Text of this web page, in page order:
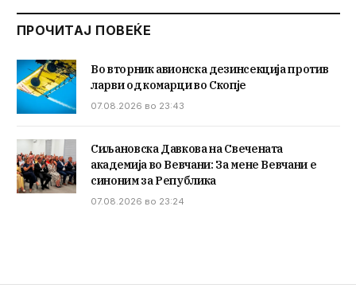
ПРОЧИТАЈ ПОВЕЌЕ
Во вторник авионска дезинсекција против
ларви од комарци во Скопје
07.08.2026 во 23:43
Сиљановска Давкова на Свечената
академија во Вевчани: За мене Вевчани е
синоним за Република
07.08.2026 во 23:24